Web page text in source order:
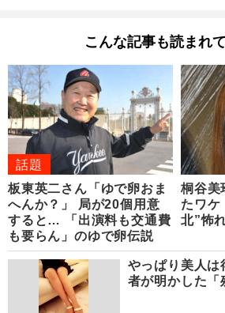
こんな記事も読まれ
話題
板東英二さん「ゆで卵おま
へんか？」 局が20個用意
すると… 「出演料も交通費
も要らん」のゆで卵伝説
桐谷美
たワ
北”怖
やっぱり美人
者が明かした「